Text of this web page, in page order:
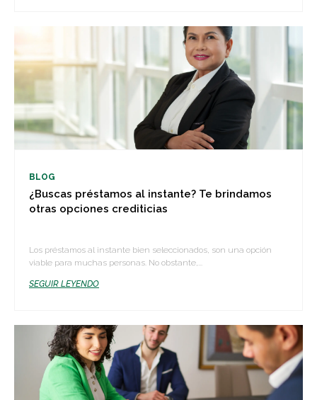
BLOG
¿Buscas préstamos al instante? Te brindamos
otras opciones crediticias
Los préstamos al instante bien seleccionados, son una opción
viable para muchas personas. No obstante,...
SEGUIR LEYENDO